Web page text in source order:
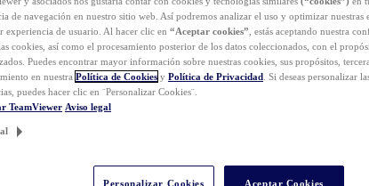
de navegación en nuestro sitio web. Así podremos analizar el uso y optimizar nuestras
experiencia de usuario. Al hacer clic en “Aceptar cookies” , estás aceptando nuestra
cookies, así como el procesamiento posterior de los datos coleccionados, con el
Puedes encontrar mayor información sobre nuestras cookies, sus propósitos,
en nuestra Política de Cookies y Política de Privacidad . Si deseas personalizar
puedes hacer clic en ¨Personalizar Cookies¨.
TeamViewer Aviso legal
Personalizar Cookies Aceptar Cookies